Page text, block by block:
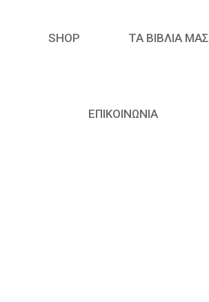
SHOP ΤΑ ΒΙΒΛΙΑ ΜΑΣ
ΕΠΙΚΟΙΝΩΝΙΑ